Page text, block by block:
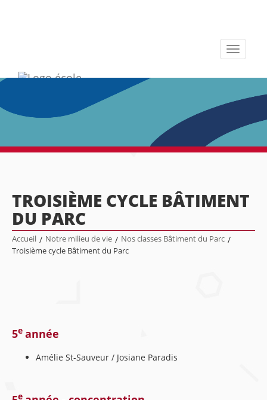
Toggle
TROISIÈME CYCLE BÂTIMENT
DU PARC
Accueil / Notre milieu de vie / Nos classes Bâtiment du Parc /
Troisième cycle Bâtiment du Parc
5e année
Amélie St-Sauveur / Josiane Paradis
e